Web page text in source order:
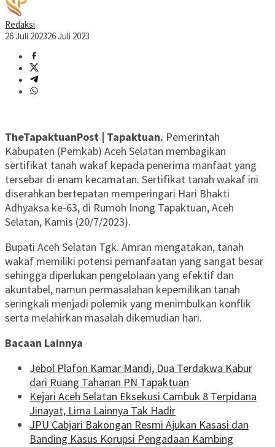
Redaksi
26 Juli 202326 Juli 2023
TheTapaktuanPost | Tapaktuan. Pemerintah
Kabupaten (Pemkab) Aceh Selatan membagikan
sertifikat tanah wakaf kepada penerima manfaat yang
tersebar di enam kecamatan. Sertifikat tanah wakaf ini
diserahkan bertepatan memperingari Hari Bhakti
Adhyaksa ke-63, di Rumoh Inong Tapaktuan, Aceh
Selatan, Kamis (20/7/2023).
Bupati Aceh Selatan Tgk. Amran mengatakan, tanah
wakaf memiliki potensi pemanfaatan yang sangat besar
sehingga diperlukan pengelolaan yang efektif dan
akuntabel, namun permasalahan kepemilikan tanah
seringkali menjadi polemik yang menimbulkan konflik
serta melahirkan masalah dikemudian hari.
Bacaan Lainnya
Jebol Plafon Kamar Mandi, Dua Terdakwa Kabur
dari Ruang Tahanan PN Tapaktuan
Kejari Aceh Selatan Eksekusi Cambuk 8 Terpidana
Jinayat, Lima Lainnya Tak Hadir
JPU Cabjari Bakongan Resmi Ajukan Kasasi dan
Banding Kasus Korupsi Pengadaan Kambing